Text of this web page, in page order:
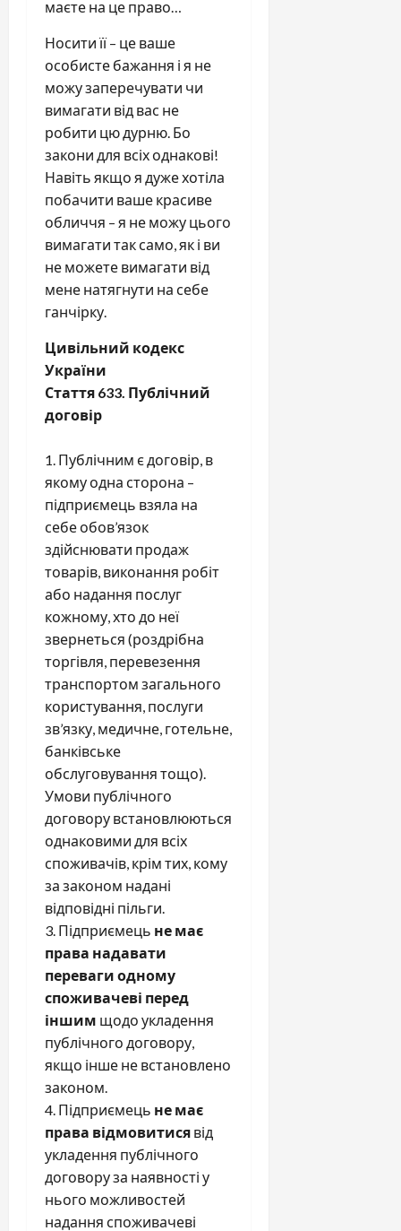
маєте на це право…
Носити її – це ваше
особисте бажання і я не
можу заперечувати чи
вимагати від вас не
робити цю дурню. Бо
закони для всіх однакові!
Навіть якщо я дуже хотіла
побачити ваше красиве
обличчя – я не можу цього
вимагати так само, як і ви
не можете вимагати від
мене натягнути на себе
ганчірку.
Цивільний кодекс
України
Стаття 633. Публічний
договір
Публічним є договір, в
якому одна сторона –
підприємець взяла на
себе обов’язок
здійснювати продаж
товарів, виконання робіт
або надання послуг
кожному, хто до неї
звернеться (роздрібна
торгівля, перевезення
транспортом загального
користування, послуги
зв’язку, медичне, готельне,
банківське
обслуговування тощо).
Умови публічного
договору встановлюються
однаковими для всіх
споживачів, крім тих, кому
за законом надані
відповідні пільги.
3. Підприємець не має
права надавати
переваги одному
споживачеві перед
іншим щодо укладення
публічного договору,
якщо інше не встановлено
законом.
4. Підприємець не має
права відмовитися від
укладення публічного
договору за наявності у
нього можливостей
надання споживачеві